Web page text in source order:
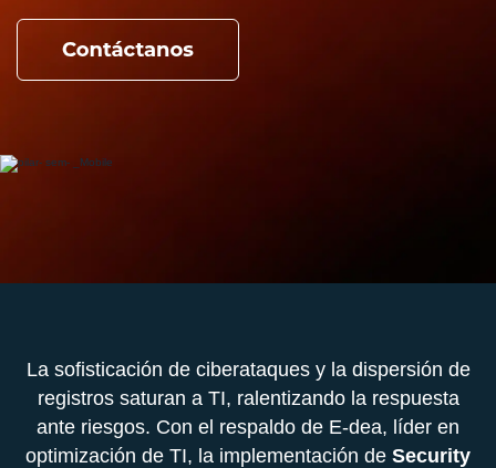
La sofisticación de ciberataques y la dispersión de
registros saturan a TI, ralentizando la respuesta
ante riesgos. Con el respaldo de E-dea, líder en
optimización de TI, la implementación de Security